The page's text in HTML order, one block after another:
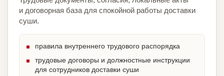
и договорная база для спокойной работы доставки
суши.
правила внутреннего трудового распорядка
трудовые договоры и должностные инструкции
для сотрудников доставки суши